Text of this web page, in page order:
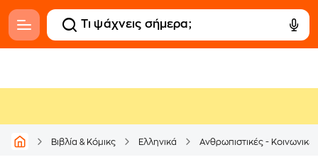
Βιβλία & Κόμικς Ελληνικά Ανθρωπιστικές -